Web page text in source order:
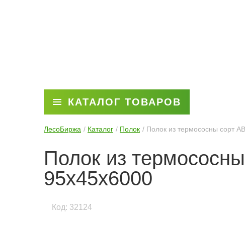
КАТАЛОГ ТОВАРОВ
ЛесоБиржа Каталог Полок Полок из термососны сорт
Полок из
95х45х6000
Код: 32124